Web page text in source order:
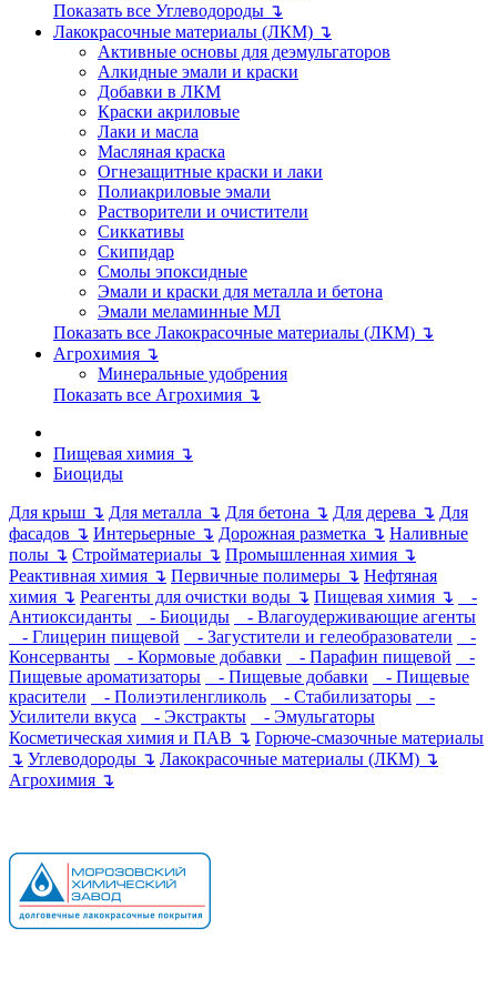
Показать все Углеводороды ↴
Лакокрасочные материалы (ЛКМ) ↴
Активные основы для деэмульгаторов
Алкидные эмали и краски
Добавки в ЛКМ
Краски акриловые
Лаки и масла
Масляная краска
Огнезащитные краски и лаки
Полиакриловые эмали
Растворители и очистители
Сиккативы
Скипидар
Смолы эпоксидные
Эмали и краски для металла и бетона
Эмали меламинные МЛ
Показать все Лакокрасочные материалы (ЛКМ) ↴
Агрохимия ↴
Минеральные удобрения
Показать все Агрохимия ↴
Пищевая химия ↴
Биоциды
Для крыш ↴ Для металла ↴ Для бетона ↴ Для дерева ↴ Для
фасадов ↴ Интерьерные ↴ Дорожная разметка ↴ Наливные
полы ↴ Стройматериалы ↴ Промышленная химия ↴
Реактивная химия ↴ Первичные полимеры ↴ Нефтяная
химия ↴ Реагенты для очистки воды ↴ Пищевая химия ↴
-
Антиоксиданты
- Биоциды
- Влагоудерживающие агенты
- Глицерин пищевой
- Загустители и гелеобразователи
-
Консерванты
- Кормовые добавки - Парафин пищевой
-
Пищевые ароматизаторы
- Пищевые добавки
- Пищевые
красители
- Полиэтиленгликоль - Стабилизаторы
-
Усилители вкуса
- Экстракты
- Эмульгаторы
Косметическая химия и ПАВ ↴ Горюче-смазочные материалы
↴ Углеводороды ↴ Лакокрасочные материалы (ЛКМ) ↴
Агрохимия ↴